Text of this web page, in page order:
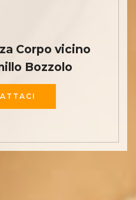
Corpo vicino
Bozzolo